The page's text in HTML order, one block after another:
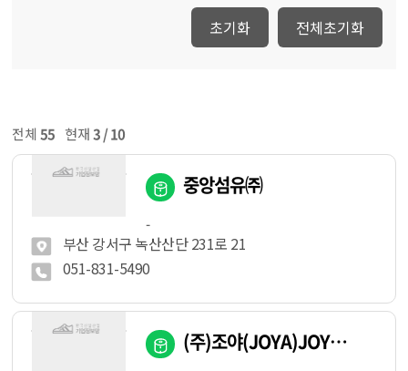
초기화 전체초기화
전체55 현재3 / 10
중앙섬유㈜
-
부산 강서구 녹산산단 231로 21
051-831-5490
(주)조야(JOYA)JOYACO.,LTD.